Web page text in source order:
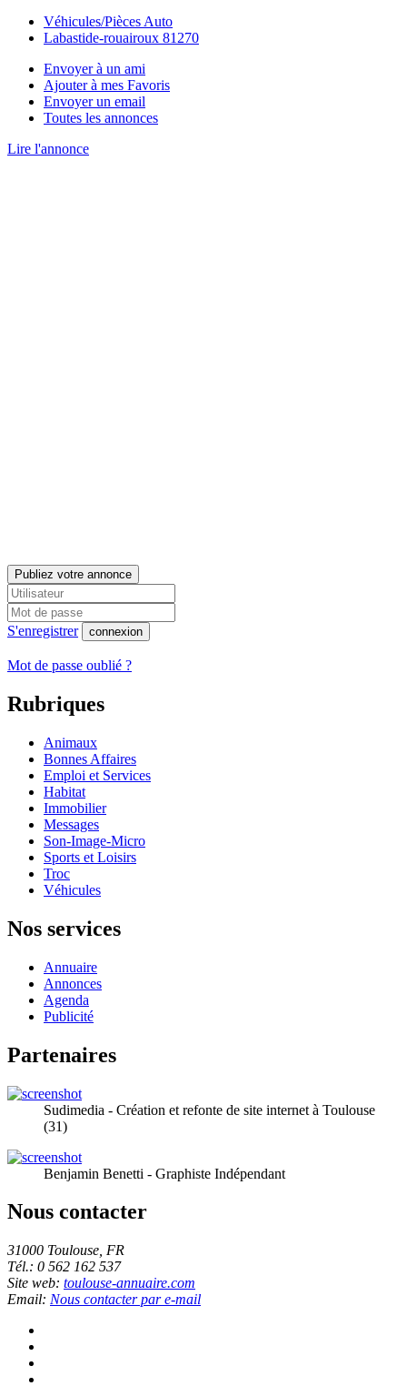
Véhicules/Pièces Auto
Labastide-rouairoux 81270
Envoyer à un ami
Ajouter à mes Favoris
Envoyer un email
Toutes les annonces
Lire l'annonce
Publiez votre annonce
S'enregistrer connexion
Mot de passe oublié ?
Rubriques
Animaux
Bonnes Affaires
Emploi et Services
Habitat
Immobilier
Messages
Son-Image-Micro
Sports et Loisirs
Troc
Véhicules
Nos services
Annuaire
Annonces
Agenda
Publicité
Partenaires
Sudimedia - Création et refonte de site internet à Toulouse
(31)
Benjamin Benetti - Graphiste Indépendant
Nous contacter
31000 Toulouse, FR
Tél.: 0 562 162 537
Site web: toulouse-annuaire.com
Email: Nous contacter par e-mail